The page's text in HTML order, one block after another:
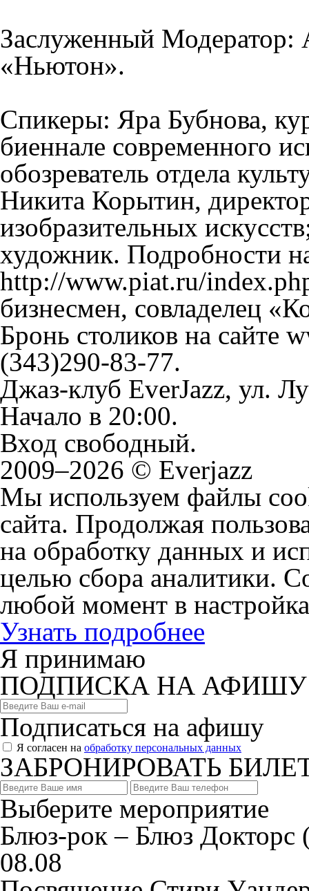
Заслуженный Модератор:
«Ньютон».
Спикеры: Яра Бубнова,
биеннале современного
обозреватель отдела
Никита Корытин,
изобразительных
художник. Подробности
http://www.piat.ru/
бизнесмен, совладелец
Бронь столиков на сайте
(343)290-83-77.
Джаз-клуб EverJazz, ул.
Начало в 20:00.
Вход свободный.
2009–2026 © Everjazz
Мы используем файлы
сайта. Продолжая
на обработку данных и
целью сбора аналитики.
любой момент в
Узнать подробнее
Я принимаю
ПОДПИСКА НА АФИШУ
Подписаться на афишу
Я согласен на обработку персональных данных
ЗАБРОНИРОВАТЬ
Выберите мероприятие
Блюз-рок – Блюз Докторс
08.08